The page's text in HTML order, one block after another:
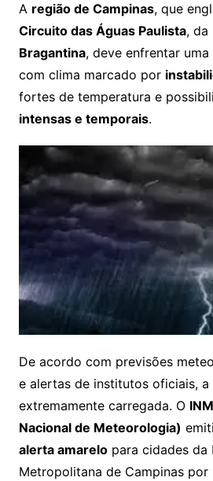
A região de Campinas, que
Circuito das Águas Paulista, da
Bragantina, deve enfrentar
com clima marcado por
fortes de temperatura e
intensas e temporais.
De acordo com previsões
e alertas de institutos oficiais, a
extremamente carregada. O
Nacional de Meteorologia)
alerta amarelopara cidades da
Metropolitana de Campinas por